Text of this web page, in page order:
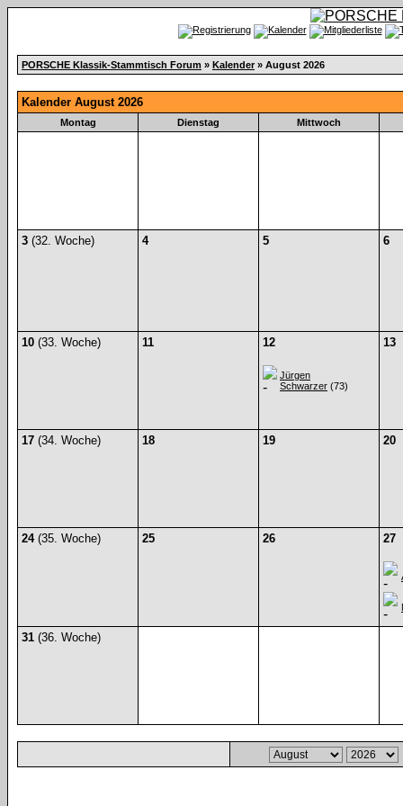
PORSCHE Klassik-Stammtisch Forum » Kalender » August 2026
Kalender August 2026
Montag Dienstag Mittwoch
3 (32. Woche) 4 5 6
10 (33. Woche) 11 12
Jürgen
Schwarzer (73)
13
17 (34. Woche) 18 19 20
24(35. Woche) 25 26 27
31 (36. Woche)